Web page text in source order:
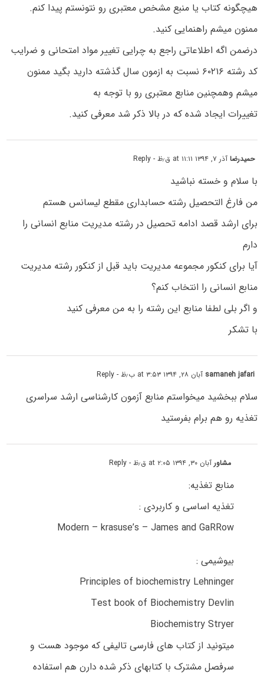
هیچگونه کتاب یا منبع مشخص معتبری رو نتونستم پیدا کنم.
ممنون میشم راهنمایی کنید.
درضمن اگه اطلاعاتی راجع به چرایی تغییر مواد امتحانی و ضرایب
کد رشته ۶۰۲۱۶ نسبت به ازمون سال گذشته دارید بگید ممنون
میشم وهمچنین منابع معتبری رو با توجه به
تغییرات ایجاد شده که در بالا ذکر شد معرفی کنید.
حمیدرضاآذر ۷, ۱۳۹۴ at ۱۱:۱۱ ق٫ظ - Reply
با سلام و خسته نباشید
من فارغ التحصیل رشته حسابداری مقطع لیسانس هستم
برای ارشد قصد ادامه تحصیل در رشته مدیریت منابع انسانی را
دارم
آیا برای کنکور مجموعه مدیریت باید قبل از کنکور رشته مدیریت
منابع انسانی را انتخاب کنم؟
و اگر بلی لطفا منابع این رشته را به من معرفی کنید
با تشکر
samaneh jafari آبان ۲۸, ۱۳۹۴ at ۳:۵۳ ب٫ظ - Reply
سلام ببخشید میخواستم منابع آزمون کارشناسی ارشد سراسری
تغذیه رو هم برام بفرستید
مشاورآبان ۳۰, ۱۳۹۴ at ۲:۰۵ ق٫ظ - Reply
منابع تغذیه:
تغذیه اساسی و کاربردی :
Modern – krasuse’s – James and GaRRow
بیوشیمی :
Principles of biochemistry Lehninger
Test book of Biochemistry Devlin
Biochemistry Stryer
میتونید از کتاب های فارسی تالیفی که موجود هست و
سرفصل مشترک با کتابهای ذکر شده دارن هم استفاده